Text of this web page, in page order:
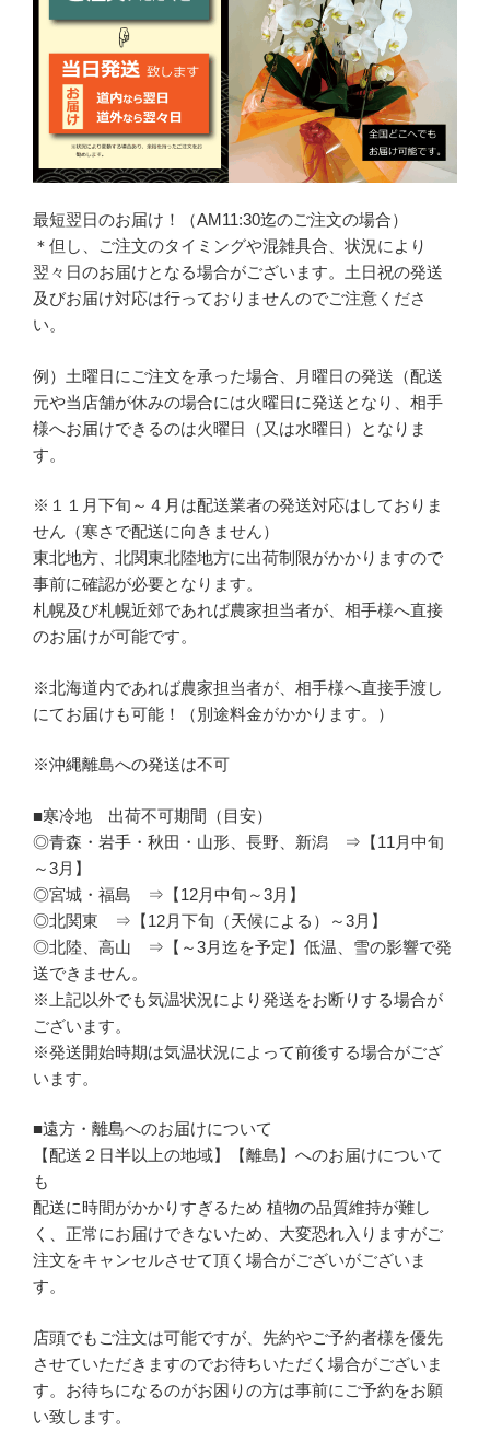
最短翌日のお届け！（AM11:30迄のご注文の場合）
＊但し、ご注文のタイミングや混雑具合、状況により
翌々日のお届けとなる場合がございます。土日祝の発送
及びお届け対応は行っておりませんのでご注意くださ
い。
例）土曜日にご注文を承った場合、月曜日の発送（配送
元や当店舗が休みの場合には火曜日に発送となり、相手
様へお届けできるのは火曜日（又は水曜日）となりま
す。
※１１月下旬～４月は配送業者の発送対応はしておりま
せん（寒さで配送に向きません）
東北地方、北関東北陸地方に出荷制限がかかりますので
事前に確認が必要となります。
札幌及び札幌近郊であれば農家担当者が、相手様へ直接
のお届けが可能です。
※北海道内であれば農家担当者が、相手様へ直接手渡し
にてお届けも可能！（別途料金がかかります。）
※沖縄離島への発送は不可
■寒冷地 出荷不可期間（目安）
◎青森・岩手・秋田・山形、長野、新潟 ⇒【11月中旬
～3月】
◎宮城・福島 ⇒【12月中旬～3月】
◎北関東 ⇒【12月下旬（天候による）～3月】
◎北陸、高山 ⇒【～3月迄を予定】低温、雪の影響で発
送できません。
※上記以外でも気温状況により発送をお断りする場合が
ございます。
※発送開始時期は気温状況によって前後する場合がござ
います。
■遠方・離島へのお届けについて
【配送２日半以上の地域】【離島】へのお届けについて
も
配送に時間がかかりすぎるため 植物の品質維持が難し
く、正常にお届けできないため、大変恐れ入りますがご
注文をキャンセルさせて頂く場合がございがございま
す。
店頭でもご注文は可能ですが、先約やご予約者様を優先
させていただきますのでお待ちいただく場合がございま
す。お待ちになるのがお困りの方は事前にご予約をお願
い致します。